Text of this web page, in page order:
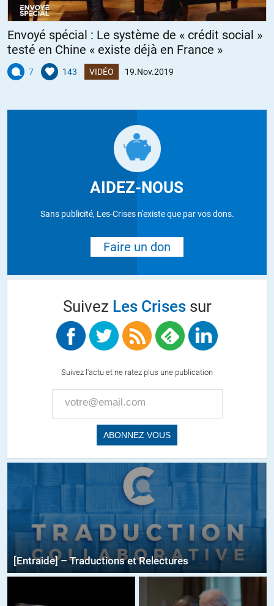
Envoyé spécial : Le système de « crédit social »
testé en Chine « existe déjà en France »
7 143 VIDÉO 19.Nov.2019
AIDEZ-NOUS
Sans publicité, Les-Crises n'existe que par vos dons.
Faire un don
Suivez Les Crisessur
Suivez l'actu et ne ratez plus une publication
[Entraide] – Traductions et Relectures